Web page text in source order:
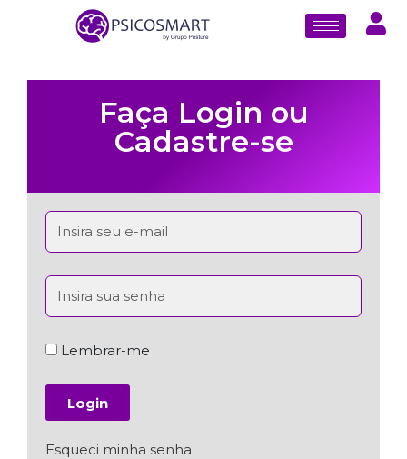
Faça Login ou
Cadastre-se
Lembrar-me
Login
Esqueci minha senha